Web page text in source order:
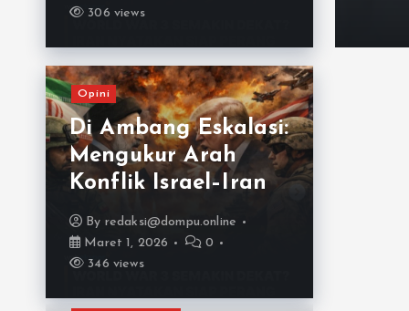
306 views
Opini
Di Ambang Eskalasi:
Mengukur Arah
Konflik Israel–Iran
By redaksi@dompu.online
Maret 1, 2026
0
346 views